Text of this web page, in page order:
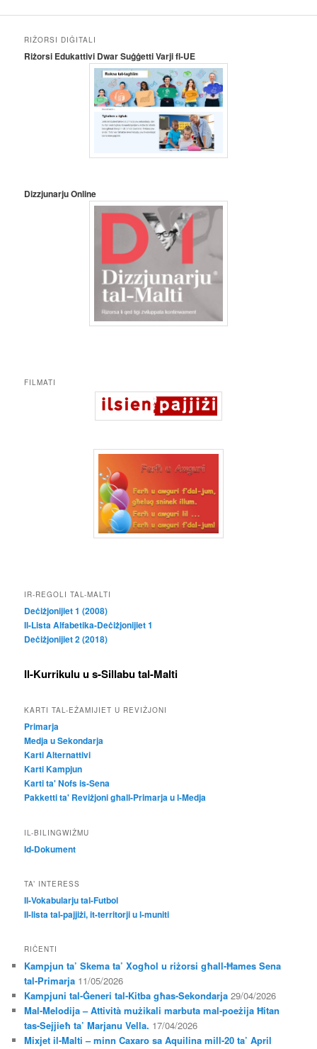
RIŻORSI DIĠITALI
Riżorsi Edukattivi Dwar Suġġetti Varji fl-UE
Dizzjunarju Online
FILMATI
IR-REGOLI TAL-MALTI
Deċiżjonijiet 1 (2008)
Il-Lista Alfabetika-Deċiżjonijiet 1
Deċiżjonijiet 2 (2018)
Il-Kurrikulu u s-Sillabu tal-Malti
KARTI TAL-EŻAMIJIET U REVIŻJONI
Primarja
Medja u Sekondarja
Karti Alternattivi
Karti Kampjun
Karti ta' Nofs is-Sena
Pakketti ta' Reviżjoni għall-Primarja u l-Medja
IL-BILINGWIŻMU
Id-Dokument
TA’ INTERESS
Il-Vokabularju tal-Futbol
Il-lista tal-pajjiżi, it-territorji u l-muniti
RIĊENTI
Kampjun ta’ Skema ta’ Xogħol u riżorsi għall-Ħames Sena
tal-Primarja 11/05/2026
Kampjuni tal-Ġeneri tal-Kitba għas-Sekondarja 29/04/2026
Mal-Melodija – Attività mużikali marbuta mal-poeżija Ħitan
tas-Sejjieħ ta’ Marjanu Vella. 17/04/2026
Mixjet il-Malti – minn Caxaro sa Aquilina mill-20 ta’ April